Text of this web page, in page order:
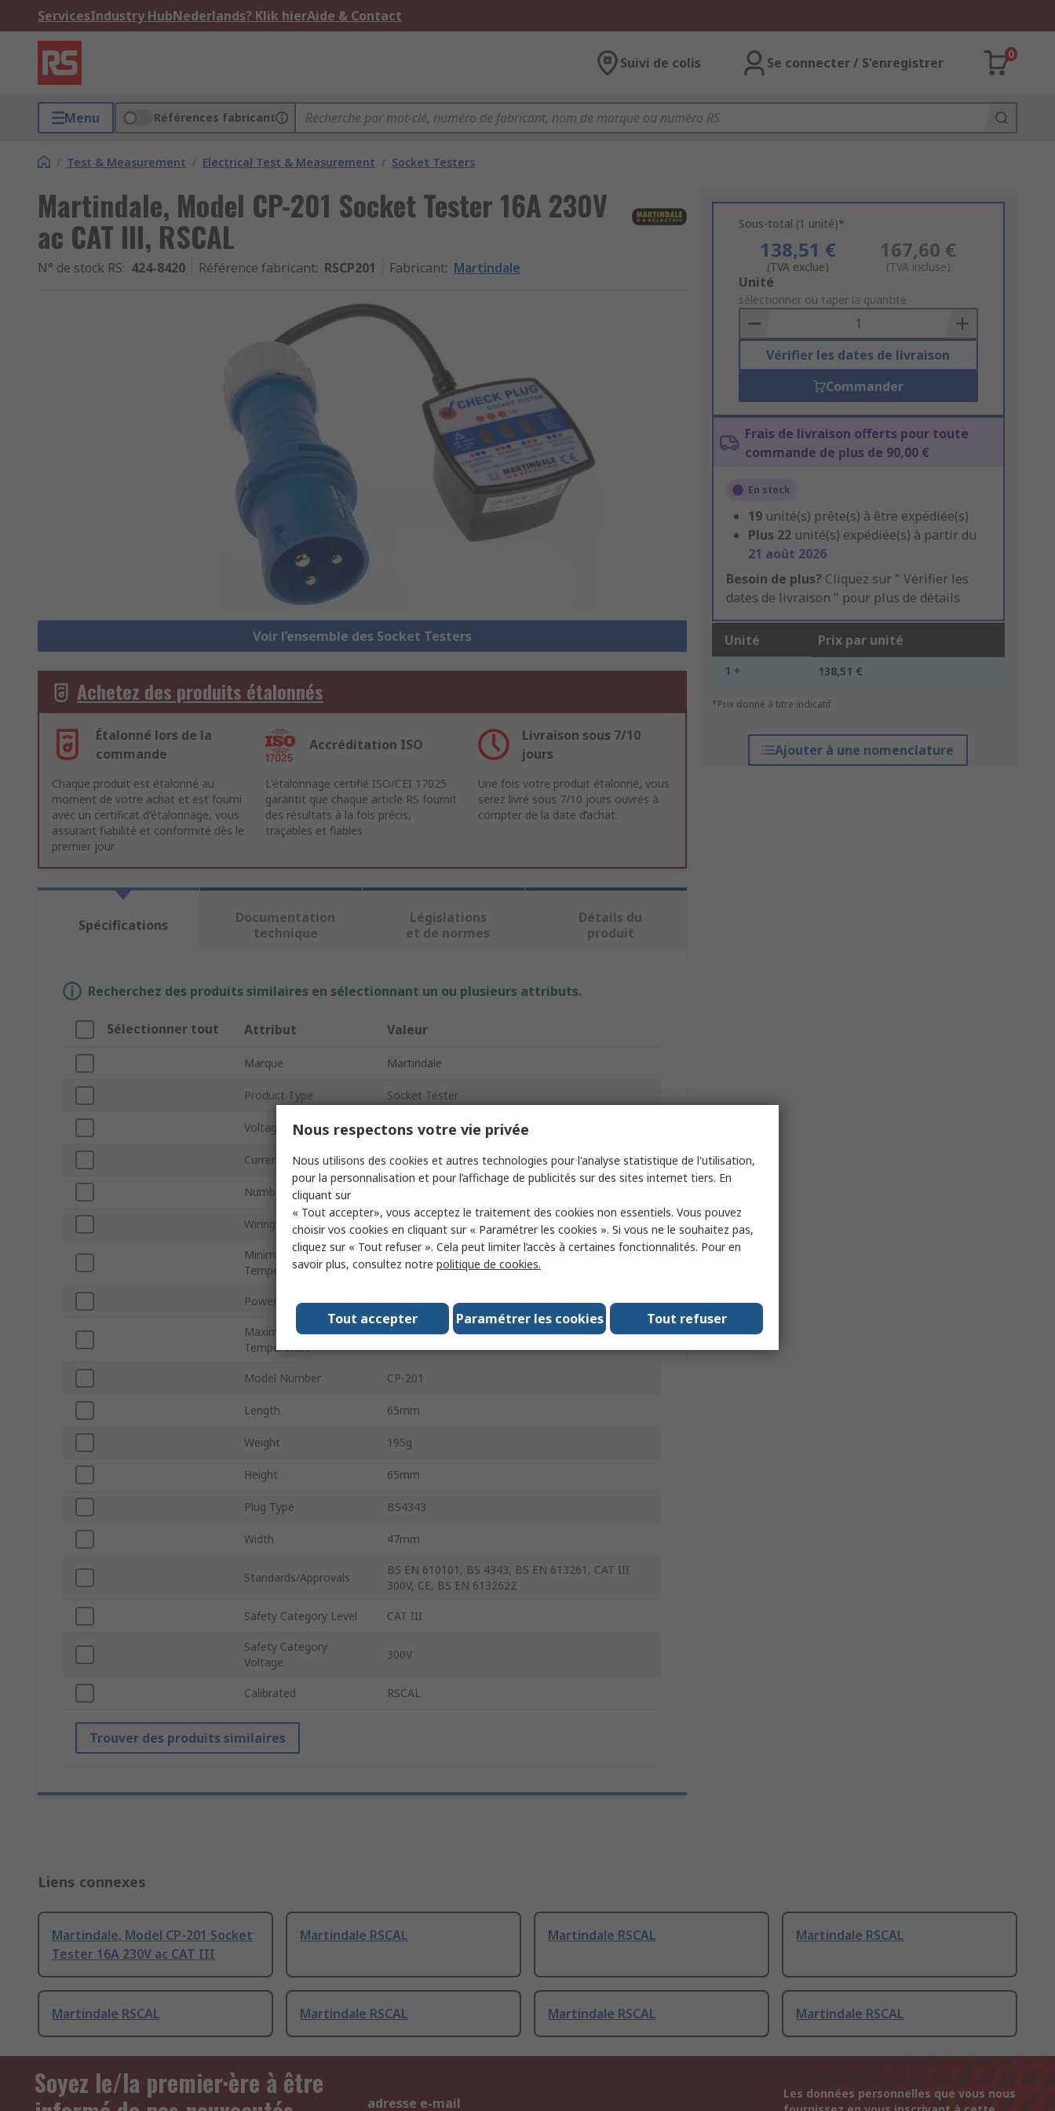
ServicesIndustry HubNederlands? Klik hierAide & Contact
Suivi de colis Se connecter / S'enregistrer
0
Menu Références fabricant
/ Test & Measurement / Electrical Test & Measurement / Socket Testers
Martindale, Model CP-201 Socket Tester 16A 230V
ac CAT III, RSCAL
N° de stock RS: 424-8420 Référence fabricant: RSCP201 Fabricant: Martindale
Voir l’ensemble des Socket Testers
Sous-total (1 unité)*
138,51 €
(TVA exclue)
167,60 €
(TVA incluse)
Add
to
Basket
Unité
sélectionner ou taper la quantité
Vérifier les dates de livraison
Commander
Frais de livraison offerts pour toute
commande de plus de 90,00 €
En stock
19 unité(s) prête(s) à être expédiée(s)
Plus 22 unité(s) expédiée(s) à partir du
21 août 2026
Besoin de plus? Cliquez sur " Vérifier les
dates de livraison " pour plus de détails
Unité Prix par unité
1 + 138,51 €
*Prix donné à titre indicatif
Ajouter à une nomenclature
Achetez des produits étalonnés
Étalonné lors de la
commande
Accréditation ISO
Livraison sous 7/10
jours
Chaque produit est étalonné au
moment de votre achat et est fourni
avec un certificat d'étalonnage, vous
assurant fiabilité et conformité dès le
premier jour
L'étalonnage certifié ISO/CEI 17025
garantit que chaque article RS fournit
des résultats à la fois précis,
traçables et fiables
Une fois votre produit étalonné, vous
serez livré sous 7/10 jours ouvrés à
compter de la date d’achat.
Spécifications
Documentation
technique
Législations
et de normes
Détails du
produit
Recherchez des produits similaires en sélectionnant un ou plusieurs attributs.
Sélectionner tout Attribut Valeur
Marque Martindale
Product Type Socket Tester
Voltage 230V ac
Current 16A
Number of Pins
Wiring Check Yes
Minimum Operating
Temperature
-10°C
Power Source Mains
Maximum Operating
Temperature
Model Number CP-201
Length 65mm
Weight 195g
Height 65mm
Plug Type BS4343
Width 47mm
Standards/Approvals
BS EN 610101, BS 4343, BS EN 613261, CAT III
300V, CE, BS EN 6132622
Safety Category Level CAT III
Safety Category
Voltage
300V
Calibrated RSCAL
Trouver des produits similaires
Liens connexes
Martindale, Model CP-201 Socket
Tester 16A 230V ac CAT III
Martindale RSCAL Martindale RSCAL Martindale RSCAL
Martindale RSCAL Martindale RSCAL Martindale RSCAL Martindale RSCAL
Soyez le/la premier·ère à être
adresse e-mail
Les données personnelles que vous nous
Nous respectons votre vie privée
Nous utilisons des cookies et autres technologies pour l'analyse statistique de l'utilisation,
pour la personnalisation et pour l’affichage de publicités sur des sites internet tiers. En
cliquant sur
« Tout accepter», vous acceptez le traitement des cookies non essentiels. Vous pouvez
choisir vos cookies en cliquant sur « Paramétrer les cookies ». Si vous ne le souhaitez pas,
cliquez sur « Tout refuser ». Cela peut limiter l’accès à certaines fonctionnalités. Pour en
savoir plus, consultez notre politique de cookies.
Tout accepter Paramétrer les cookies Tout refuser